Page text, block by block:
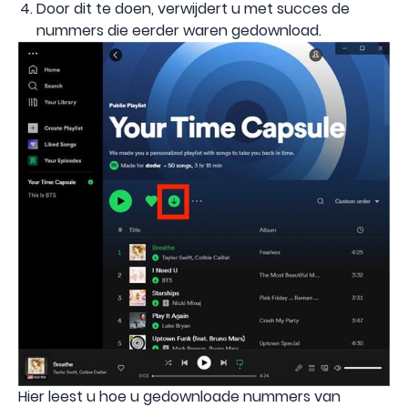
Door dit te doen, verwijdert u met succes de
nummers die eerder waren gedownload.
Hier leest u hoe u gedownloade nummers van